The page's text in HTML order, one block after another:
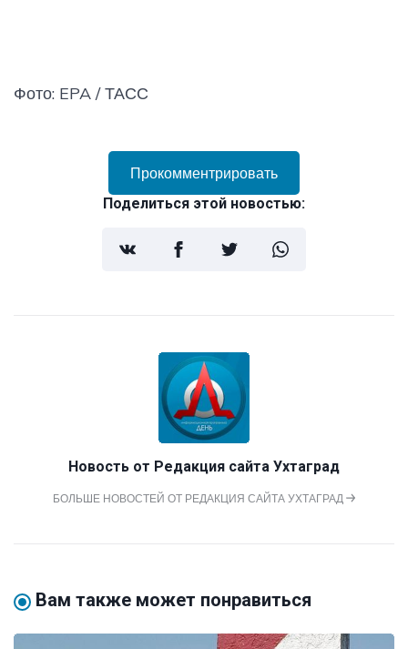
Фото: EPA / ТАСС
Прокомментрировать
Поделиться этой новостью:
Новость от Редакция сайта Ухтаград
БОЛЬШЕ НОВОСТЕЙ ОТ РЕДАКЦИЯ САЙТА УХТАГРАД
Вам также может понравиться